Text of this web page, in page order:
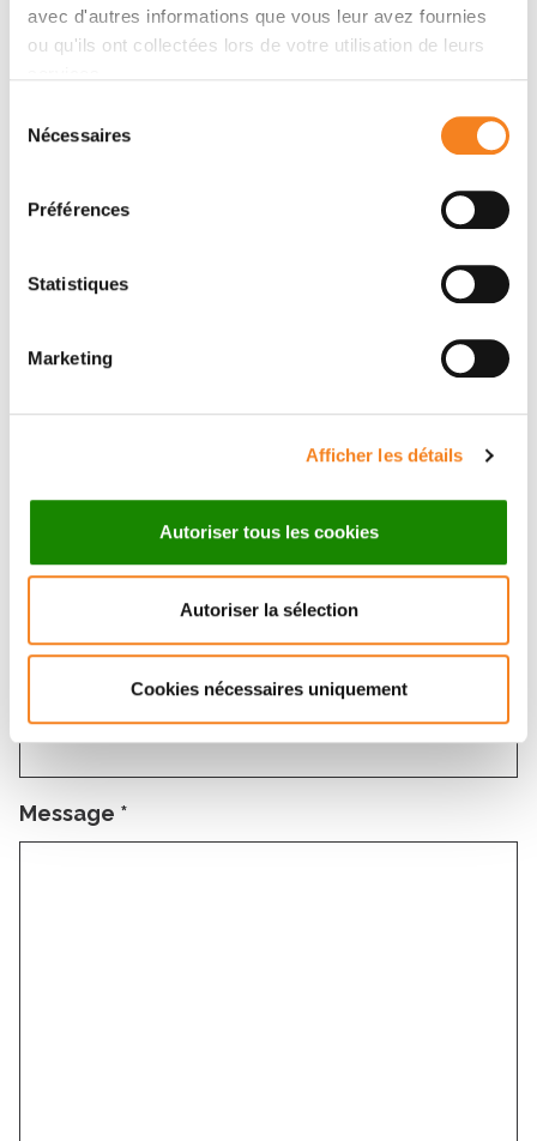
avec d'autres informations que vous leur avez fournies
ou qu'ils ont collectées lors de votre utilisation de leurs
Nécessaires
Préférences
Statistiques
Marketing
Afficher les détails
Autoriser tous les cookies
Autoriser la sélection
Cookies nécessaires uniquement
Contactez-moi par téléphone ou en renseignant le
formulaire ci-dessous
Message
Nom*
Prénom*
Message *